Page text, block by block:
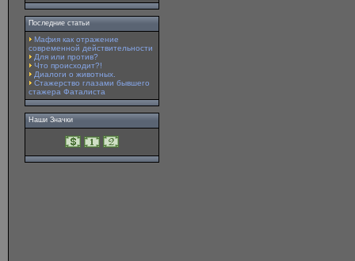
Последние статьи
Мафия как отражение
современной действительности
Для или против?
Что происходит?!
Диалоги о животных.
Стажерство глазами бывшего
стажера Фаталиста
Наши Значки